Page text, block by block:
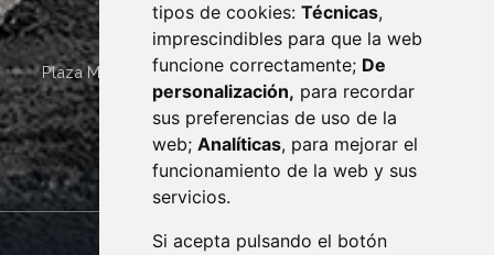
tipos de cookies: Técnicas,
imprescindibles para que la web
funcione correctamente; De
personalización, para recordar
sus preferencias de uso de la
web; Analíticas, para mejorar el
funcionamiento de la web y sus
servicios.
Si acepta pulsando el botón
Plaza Mayor 4 22400 MONZÓN - ARAGÓN (ESPAÑA)
· (34) 974 400 700 ·
sac@monzon.es
monzon.es